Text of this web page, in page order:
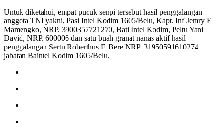
Untuk diketahui, empat pucuk senpi tersebut hasil penggalangan
anggota TNI yakni, Pasi Intel Kodim 1605/Belu, Kapt. Inf Jemry E
Mamengko, NRP. 3900357721270, Bati Intel Kodim, Peltu Yani
David, NRP. 600006 dan satu buah granat nanas aktif hasil
penggalangan Sertu Roberthus F. Bere NRP. 31950591610274
jabatan Baintel Kodim 1605/Belu.